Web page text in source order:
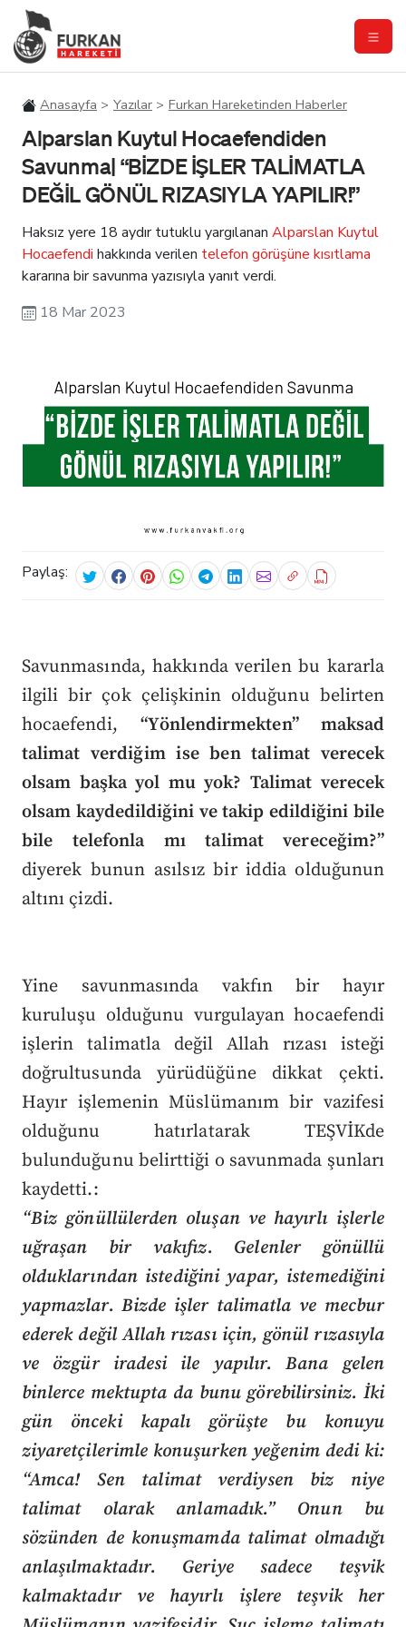
Anasayfa Yazılar Furkan Hareketinden Haberler
Alparslan Kuytul Hocaefendiden
Savunma| “BİZDE İŞLER TALİMATLA
DEĞİL GÖNÜL RIZASIYLA YAPILIR!”
Haksız yere 18 aydır tutuklu yargılanan Alparslan Kuytul
Hocaefendi hakkında verilen telefon görüşüne kısıtlama
kararına bir savunma yazısıyla yanıt verdi.
18 Mar 2023
Paylaş:
Savunmasında, hakkında verilen bu kararla
ilgili bir çok çelişkinin olduğunu belirten
hocaefendi, “Yönlendirmekten” maksad
talimat verdiğim ise ben talimat verecek
olsam başka yol mu yok? Talimat verecek
olsam kaydedildiğini ve takip edildiğini bile
bile telefonla mı talimat vereceğim?”
diyerek bunun asılsız bir iddia olduğunun
altını çizdi.
Yine savunmasında vakfın bir hayır
kuruluşu olduğunu vurgulayan hocaefendi
işlerin talimatla değil Allah rızası isteği
doğrultusunda yürüdüğüne dikkat çekti.
Hayır işlemenin Müslümanım bir vazifesi
olduğunu hatırlatarak TEŞVİKde
bulunduğunu belirttiği o savunmada şunları
kaydetti.:
“Biz gönüllülerden oluşan ve hayırlı işlerle
uğraşan bir vakıfız. Gelenler gönüllü
olduklarından istediğini yapar, istemediğini
yapmazlar. Bizde işler talimatla ve mecbur
ederek değil Allah rızası için, gönül rızasıyla
ve özgür iradesi ile yapılır. Bana gelen
binlerce mektupta da bunu görebilirsiniz. İki
gün önceki kapalı görüşte bu konuyu
ziyaretçilerimle konuşurken yeğenim dedi ki:
“Amca! Sen talimat verdiysen biz niye
talimat olarak anlamadık.” Onun bu
sözünden de konuşmamda talimat olmadığı
anlaşılmaktadır. Geriye sadece teşvik
kalmaktadır ve hayırlı işlere teşvik her